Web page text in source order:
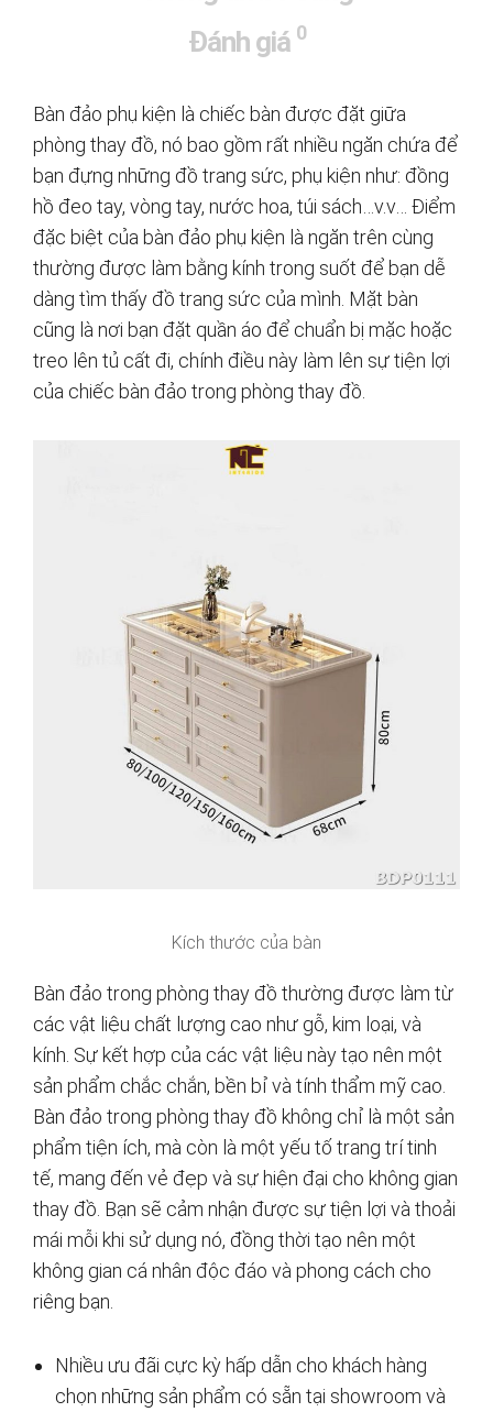
Đánh giá 0
Bàn đảo phụ kiện là chiếc bàn được đặt giữa
phòng thay đồ, nó bao gồm rất nhiều ngăn chứa để
bạn đựng những đồ trang sức, phụ kiện như: đồng
hồ đeo tay, vòng tay, nước hoa, túi sách…v.v… Điểm
đặc biệt của bàn đảo phụ kiện là ngăn trên cùng
thường được làm bằng kính trong suốt để bạn dễ
dàng tìm thấy đồ trang sức của mình. Mặt bàn
cũng là nơi bạn đặt quần áo để chuẩn bị mặc hoặc
treo lên tủ cất đi, chính điều này làm lên sự tiện lợi
của chiếc bàn đảo trong phòng thay đồ.
Kích thước của bàn
Bàn đảo trong phòng thay đồ thường được làm từ
các vật liệu chất lượng cao như gỗ, kim loại, và
kính. Sự kết hợp của các vật liệu này tạo nên một
sản phẩm chắc chắn, bền bỉ và tính thẩm mỹ cao.
Bàn đảo trong phòng thay đồ không chỉ là một sản
phẩm tiện ích, mà còn là một yếu tố trang trí tinh
tế, mang đến vẻ đẹp và sự hiện đại cho không gian
thay đồ. Bạn sẽ cảm nhận được sự tiện lợi và thoải
mái mỗi khi sử dụng nó, đồng thời tạo nên một
không gian cá nhân độc đáo và phong cách cho
riêng bạn.
Nhiều ưu đãi cực kỳ hấp dẫn cho khách hàng
chọn những sản phẩm có sẵn tại showroom và